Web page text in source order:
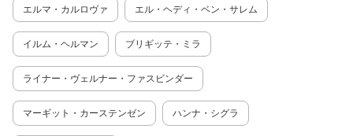
エルマ・カルロヴァ エル・ヘディ・ベン・サレム
イルム・ヘルマン ブリギッテ・ミラ
ライナー・ヴェルナー・ファスビンダー
マーギット・カーステンゼン ハンナ・シグラ